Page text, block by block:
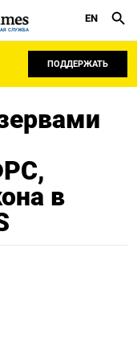
СЛУЖБА
EN
ПОДДЕРЖАТЬ
в